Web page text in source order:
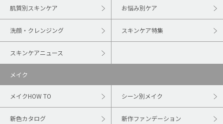
肌質別スキンケア お悩み別ケア
洗顔・クレンジング スキンケア特集
スキンケアニュース
メイク
メイクHOW TO シーン別メイク
新色カタログ 新作ファンデーション